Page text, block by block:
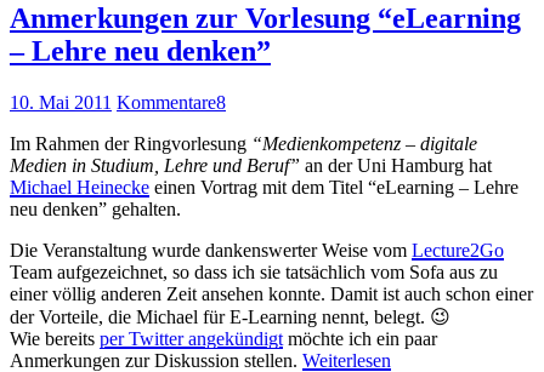
Anmerkungen zur Vorlesung “eLearning
– Lehre neu denken”
10. Mai 2011 Kommentare8
Im Rahmen der Ringvorlesung “Medienkompetenz – digitale
Medien in Studium, Lehre und Beruf” an der Uni Hamburg hat
Michael Heinecke einen Vortrag mit dem Titel “eLearning – Lehre
neu denken” gehalten.
Die Veranstaltung wurde dankenswerter Weise vom Lecture2Go
Team aufgezeichnet, so dass ich sie tatsächlich vom Sofa aus zu
einer völlig anderen Zeit ansehen konnte. Damit ist auch schon einer
der Vorteile, die Michael für E-Learning nennt, belegt. 😉
Wie bereits per Twitter angekündigt möchte ich ein paar
Anmerkungen zur Diskussion stellen. Weiterlesen